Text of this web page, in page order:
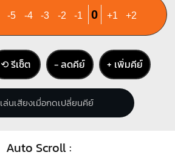
-5 -4 -3 -2 -1 0 +1 +2
⟲ รีเซ็ต − ลดคีย์ + เพิ่มคีย์
เล่นเสียงเมื่อกดเปลี่ยนคีย์
Auto Scroll :